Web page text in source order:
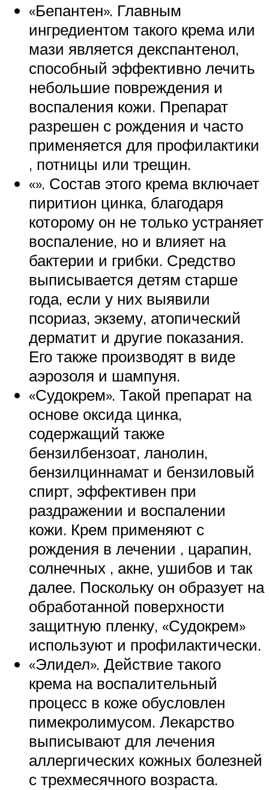
«Бепантен». Главным
ингредиентом такого крема или
мази является декспантенол,
способный эффективно лечить
небольшие повреждения и
воспаления кожи. Препарат
разрешен с рождения и часто
применяется для профилактики
, потницы или трещин.
«». Состав этого крема включает
пиритион цинка, благодаря
которому он не только устраняет
воспаление, но и влияет на
бактерии и грибки. Средство
выписывается детям старше
года, если у них выявили
псориаз, экзему, атопический
дерматит и другие показания.
Его также производят в виде
аэрозоля и шампуня.
«Судокрем». Такой препарат на
основе оксида цинка,
содержащий также
бензилбензоат, ланолин,
бензилциннамат и бензиловый
спирт, эффективен при
раздражении и воспалении
кожи. Крем применяют с
рождения в лечении , царапин,
солнечных , акне, ушибов и так
далее. Поскольку он образует на
обработанной поверхности
защитную пленку, «Судокрем»
используют и профилактически.
«Элидел». Действие такого
крема на воспалительный
процесс в коже обусловлен
пимекролимусом. Лекарство
выписывают для лечения
аллергических кожных болезней
с трехмесячного возраста.